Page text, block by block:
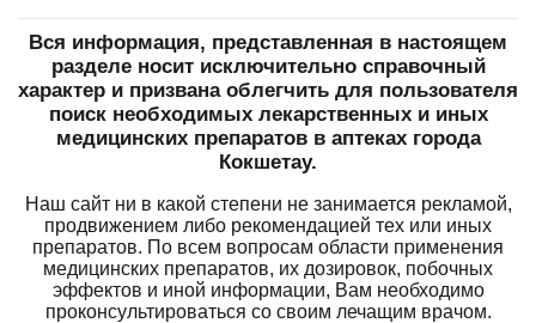
Вся информация, представленная в настоящем
разделе носит исключительно справочный
характер и призвана облегчить для пользователя
поиск необходимых лекарственных и иных
медицинских препаратов в аптеках города
Кокшетау.
Наш сайт ни в какой степени не занимается рекламой,
продвижением либо рекомендацией тех или иных
препаратов. По всем вопросам области применения
медицинских препаратов, их дозировок, побочных
эффектов и иной информации, Вам необходимо
проконсультироваться со своим лечащим врачом.